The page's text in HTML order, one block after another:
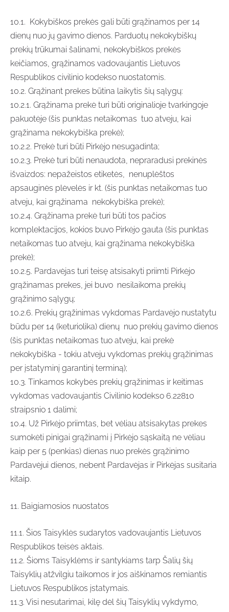
10.1. Kokybiškos prekės gali būti grąžinamos per 14
dienų nuo jų gavimo dienos. Parduotų nekokybiškų
prekių trūkumai šalinami, nekokybiškos prekės
keičiamos, grąžinamos vadovaujantis Lietuvos
Respublikos civilinio kodekso nuostatomis.
10.2. Grąžinant prekes būtina laikytis šių sąlygų:
10.2.1. Grąžinama prekė turi būti originalioje tvarkingoje
pakuotėje (šis punktas netaikomas tuo atveju, kai
grąžinama nekokybiška prekė);
10.2.2. Prekė turi būti Pirkėjo nesugadinta;
10.2.3. Prekė turi būti nenaudota, nepraradusi prekinės
išvaizdos: nepažeistos etiketės, nenuplėštos
apsauginės plėvelės ir kt. (šis punktas netaikomas tuo
atveju, kai grąžinama nekokybiška prekė);
10.2.4. Grąžinama prekė turi būti tos pačios
komplektacijos, kokios buvo Pirkėjo gauta (šis punktas
netaikomas tuo atveju, kai grąžinama nekokybiška
prekė);
10.2.5. Pardavėjas turi teisę atsisakyti priimti Pirkėjo
grąžinamas prekes, jei buvo nesilaikoma prekių
grąžinimo sąlygų;
10.2.6. Prekių grąžinimas vykdomas Pardavėjo nustatytu
būdu per 14 (keturiolika) dienų nuo prekių gavimo dienos
(šis punktas netaikomas tuo atveju, kai prekė
nekokybiška - tokiu atveju vykdomas prekių grąžinimas
per įstatyminį garantinį terminą);
10.3. Tinkamos kokybės prekių grąžinimas ir keitimas
vykdomas vadovaujantis Civilinio kodekso 6.22810
straipsnio 1 dalimi;
10.4. Už Pirkėjo priimtas, bet vėliau atsisakytas prekes
sumokėti pinigai grąžinami į Pirkėjo sąskaitą ne vėliau
kaip per 5 (penkias) dienas nuo prekės grąžinimo
Pardavėjui dienos, nebent Pardavėjas ir Pirkėjas susitaria
kitaip.
11. Baigiamosios nuostatos
11.1. Šios Taisyklės sudarytos vadovaujantis Lietuvos
Respublikos teisės aktais.
11.2. Šioms Taisyklėms ir santykiams tarp Šalių šių
Taisyklių atžvilgiu taikomos ir jos aiškinamos remiantis
Lietuvos Respublikos įstatymais.
11.3. Visi nesutarimai, kilę dėl šių Taisyklių vykdymo,